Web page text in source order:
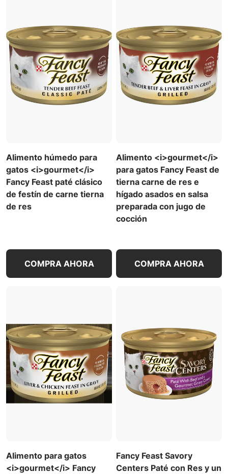
Alimento húmedo para
gatos <i>gourmet</i>
Fancy Feast paté clásico
de festín de carne tierna
de res
COMPRA AHORA
Alimento <i>gourmet</i>
para gatos Fancy Feast de
tierna carne de res e
hígado asados en salsa
preparada con jugo de
cocción
COMPRA AHORA
Alimento para gatos
<i>gourmet</i> Fancy
Fancy Feast Savory
Centers Paté con Res y un